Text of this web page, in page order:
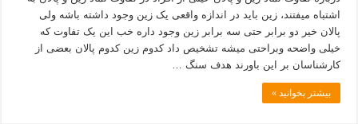
اشتباه میفتند، زین باید در اندازه واقعی یک زین وجود داشته باشه ولی
پالان خیر دو برابر حتی سه برابر زین وجود داره خب این یک تفاوت که
خیلی واضحه وبراحتی میشه تشخیص داد کدوم زین کدوم پالان بعضی از
کارشناسان بر این باورند هدف سنگ …
بیشتر بخوانید »